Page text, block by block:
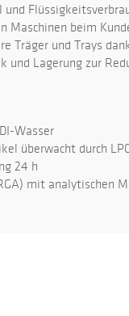
beim
Träger und Trays
Lagerung zur
Wasser
überwacht durch
24 h
mit analytischen